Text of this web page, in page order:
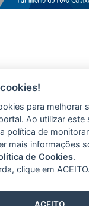
DO ESPÍRITO
2111 - São
para melhorar
Ao utilizar este
política de
mais informações
de Cookies.
clique em ACEITO.